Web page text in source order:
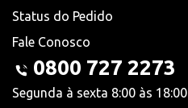
Status do Pedido
Fale Conosco
0800 727 2273
Segunda à sexta 8:00 às 18:00